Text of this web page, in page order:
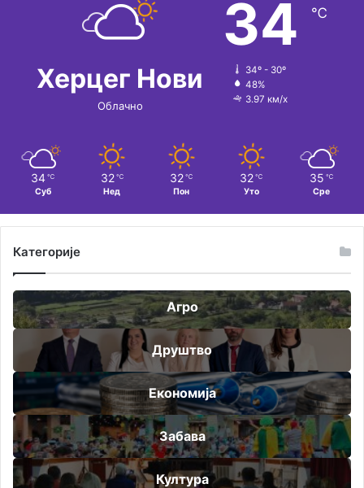
Херцег Нови
Облачно
34 ℃
34º - 30º
48%
3.97 км/х
34 ℃
Суб
32 ℃
Нед
32 ℃
Пон
32 ℃
Уто
35 ℃
Сре
Категорије
Агро
Друштво
Економија
Забава
Култура